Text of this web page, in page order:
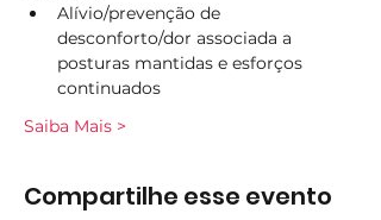
Alívio/prevenção de
desconforto/dor associada a
posturas mantidas e esforços
continuados
Saiba Mais >
Compartilhe esse evento